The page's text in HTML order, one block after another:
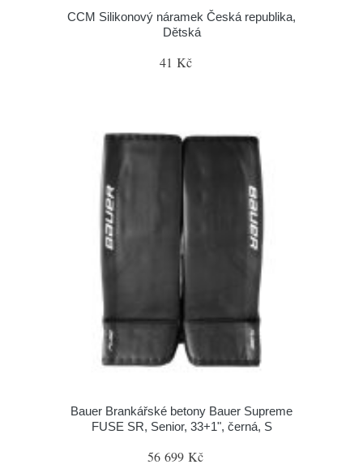
CCM Silikonový náramek Česká republika,
Dětská
41 Kč
Bauer Brankářské betony Bauer Supreme
FUSE SR, Senior, 33+1", černá, S
56 699 Kč